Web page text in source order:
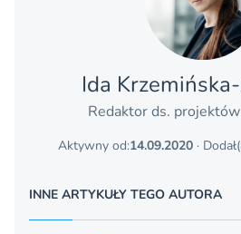
Ida
Redaktor ds.
Aktywny od:14.09.2020 ·
INNE ARTYKUŁY TEGO AUTORA